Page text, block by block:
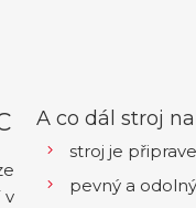
v
A co dál stroj
stroj je
pevný a